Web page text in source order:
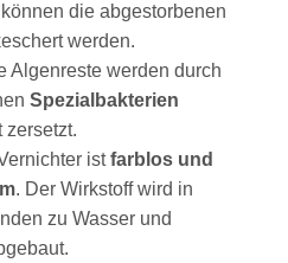
die abgestorbenen
werden.
Algenreste werden durch
Spezialbakterien
zersetzt.
istfarblos und
. Der Wirkstoff wird in
zu Wasser und